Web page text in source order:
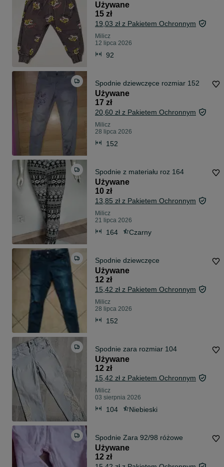
Używane
15 zł
19,03 zł z Pakietem Ochronnym
Milicz
12 lipca 2026
92
Spodnie dziewczęce rozmiar 152
Używane
17 zł
20,60 zł z Pakietem Ochronnym
Milicz
28 lipca 2026
152
Spodnie z materiału roz 164
Używane
10 zł
13,85 zł z Pakietem Ochronnym
Milicz
21 lipca 2026
164 Czarny
Spodnie dziewczęce
Używane
12 zł
15,42 zł z Pakietem Ochronnym
Milicz
28 lipca 2026
152
Spodnie zara rozmiar 104
Używane
12 zł
15,42 zł z Pakietem Ochronnym
Milicz
03 sierpnia 2026
104 Niebieski
Spodnie Zara 92/98 różowe
Używane
12 zł